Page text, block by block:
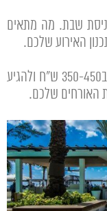
שבת. מה מתאים
האירוע שלכם.
– חתונות בים יכולות להתחיל ב350-450 ש"ח ולהגיע